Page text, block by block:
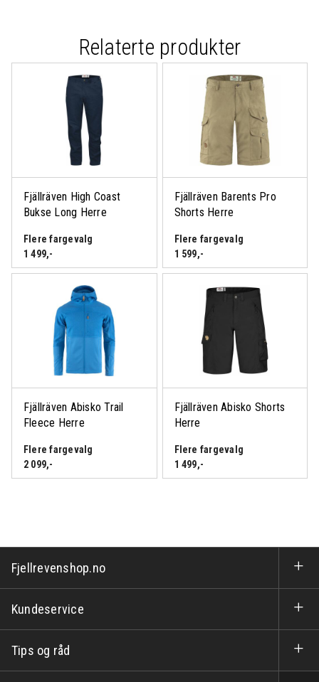
Relaterte produkter
Fjällräven High Coast
Bukse Long Herre
Flere fargevalg
1 499,-
Fjällräven Barents Pro
Shorts Herre
Flere fargevalg
1 599,-
Fjällräven Abisko Trail
Fleece Herre
Flere fargevalg
2 099,-
Fjällräven Abisko Shorts
Herre
Flere fargevalg
1 499,-
Fjellrevenshop.no
Kundeservice
Tips og råd